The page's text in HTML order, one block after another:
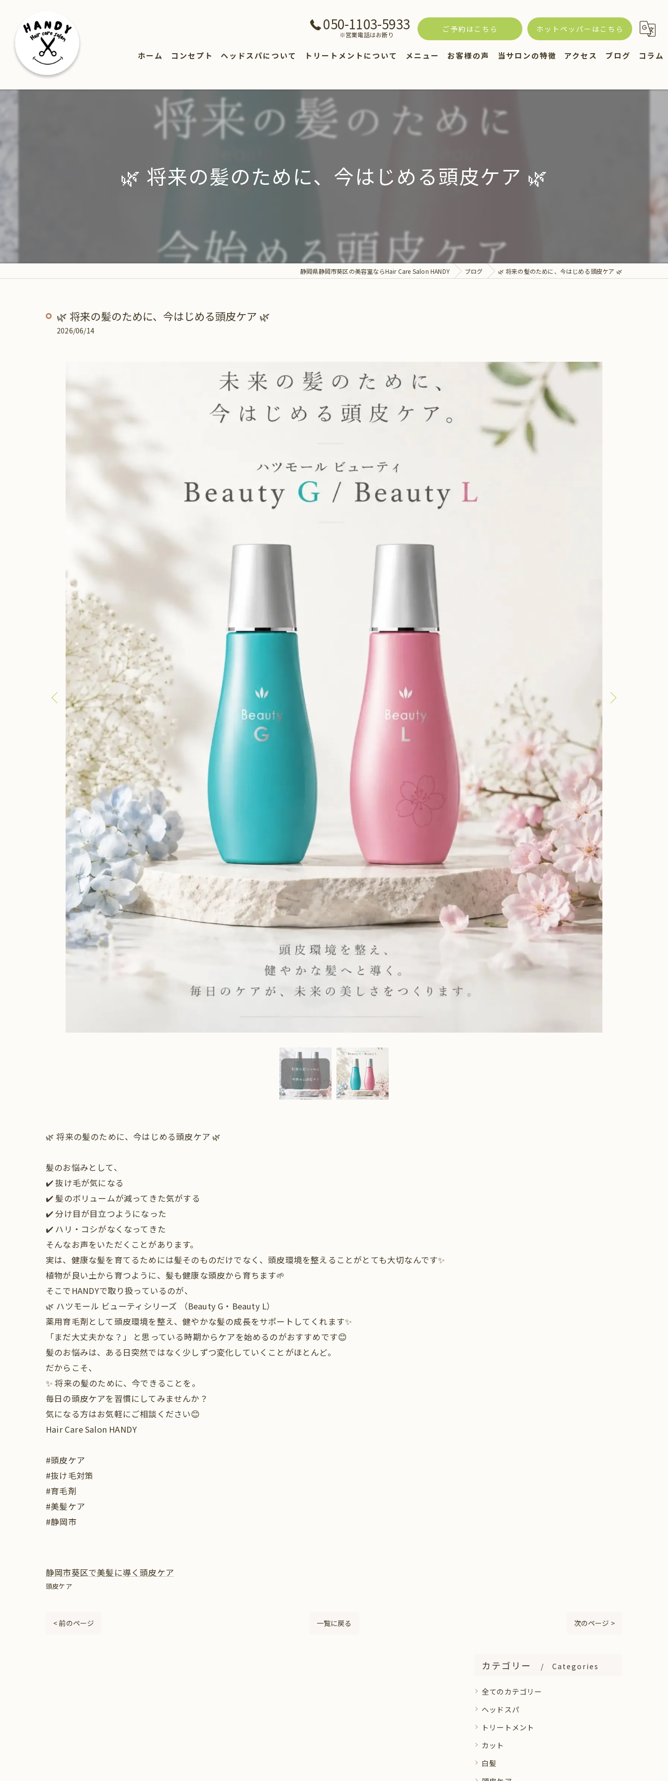
050-1103-5933
※営業電話はお断り
ご予約はこちら ホットペッパーはこちら
ホーム コンセプト ヘッドスパについて トリートメントについて メニュー
ヘアカタログ
商品紹介
お客様の声 当サロンの特徴
ヘッドスパ
トリートメント
頭皮ケア
アクセス
スタッフ
ブログ コラム
🌿 将来の髪のために、今はじめる頭皮ケア 🌿
静岡県静岡市葵区の美容室ならHair Care Salon HANDY ブログ 🌿 将来の髪のために、今はじめる頭皮ケア 🌿
🌿 将来の髪のために、今はじめる頭皮ケア 🌿
2026/06/14
🌿 将来の髪のために、今はじめる頭皮ケア 🌿
髪のお悩みとして、
✔️ 抜け毛が気になる
✔️ 髪のボリュームが減ってきた気がする
✔️ 分け目が目立つようになった
✔️ ハリ・コシがなくなってきた
そんなお声をいただくことがあります。
実は、健康な髪を育てるためには髪そのものだけでなく、頭皮環境を整えることがとても大切なんです✨
植物が良い土から育つように、髪も健康な頭皮から育ちます🌱
そこでHANDYで取り扱っているのが、
🌿 ハツモール ビューティシリーズ （Beauty G・Beauty L）
薬用育毛剤として頭皮環境を整え、健やかな髪の成長をサポートしてくれます✨
「まだ大丈夫かな？」 と思っている時期からケアを始めるのがおすすめです😊
髪のお悩みは、ある日突然ではなく少しずつ変化していくことがほとんど。
だからこそ、
✨ 将来の髪のために、今できることを。
毎日の頭皮ケアを習慣にしてみませんか？
気になる方はお気軽にご相談ください😊
Hair Care Salon HANDY
#頭皮ケア
#抜け毛対策
#育毛剤
#美髪ケア
#静岡市
静岡市葵区で美髪に導く頭皮ケア
頭皮ケア
< 前のページ 一覧に戻る 次のページ >
カテゴリー Categories
全てのカテゴリー
ヘッドスパ
トリートメント
カット
白髪